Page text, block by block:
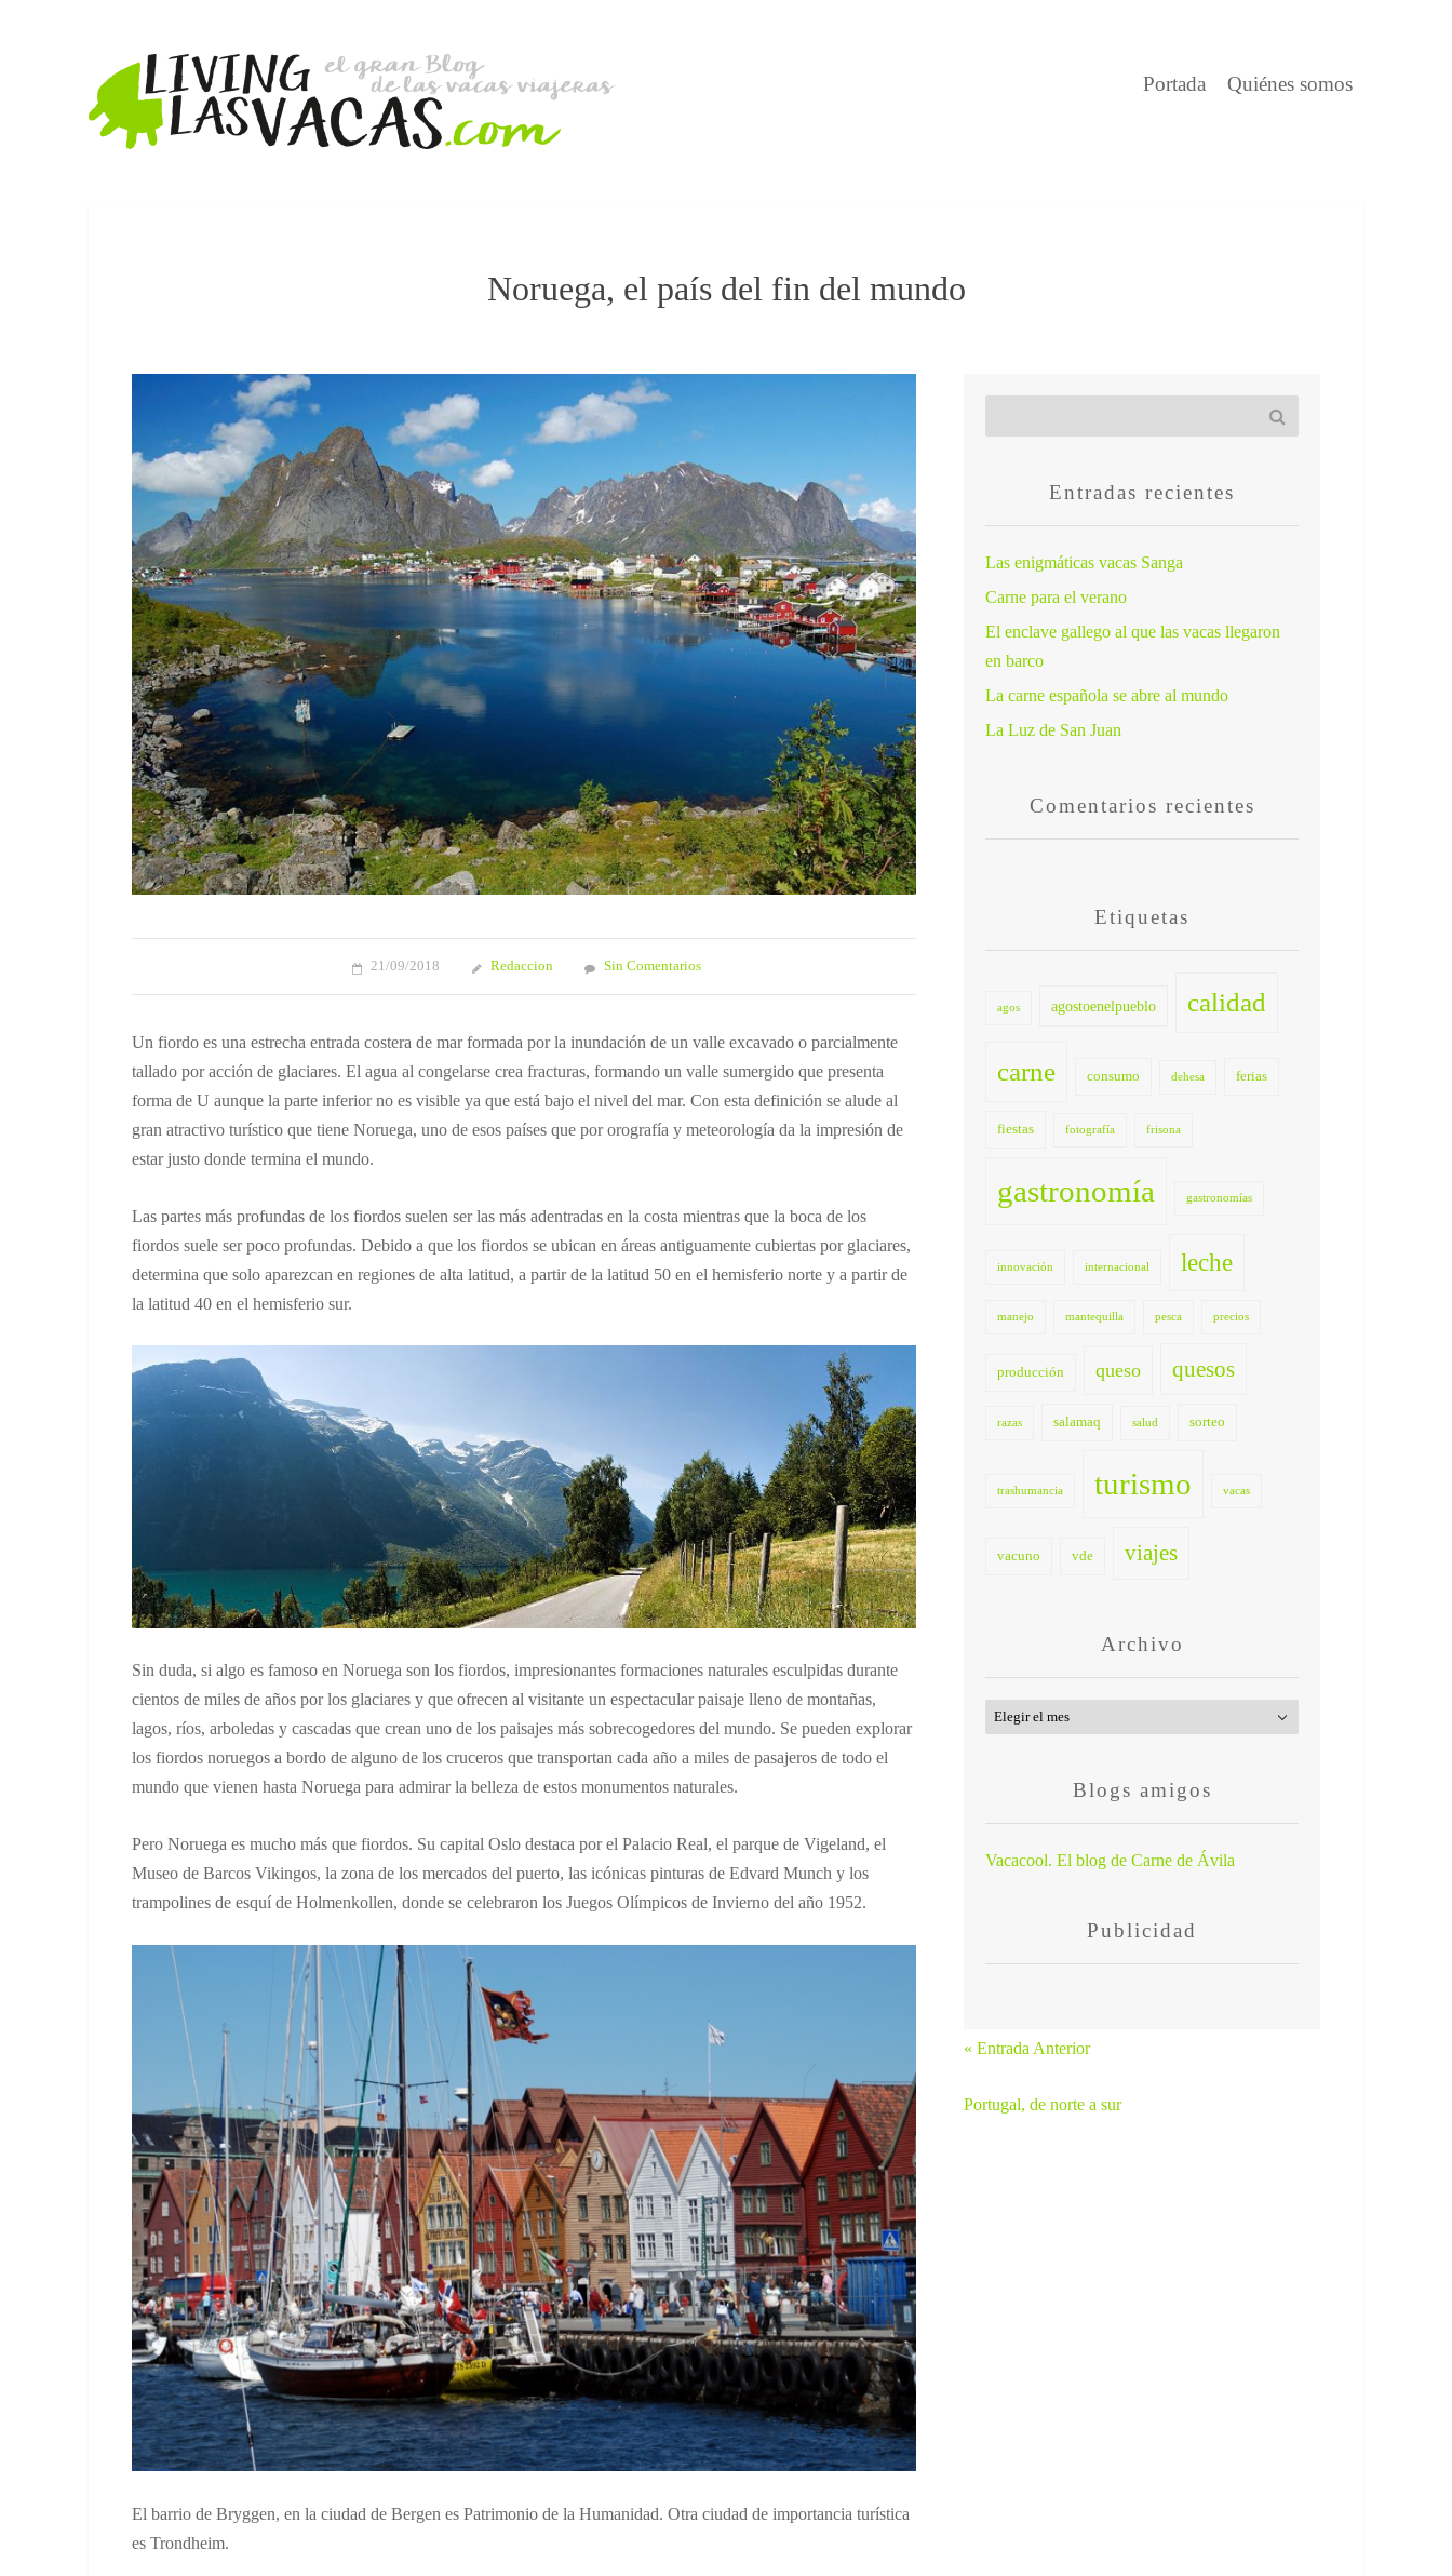
Portada Quiénes somos
Noruega, el país del fin del mundo
21/09/2018 Redaccion Sin Comentarios
Un fiordo es una estrecha entrada costera de mar formada por la inundación de un valle excavado o parcialmente
tallado por acción de glaciares. El agua al congelarse crea fracturas, formando un valle sumergido que presenta
forma de U aunque la parte inferior no es visible ya que está bajo el nivel del mar. Con esta definición se alude al
gran atractivo turístico que tiene Noruega, uno de esos países que por orografía y meteorología da la impresión de
estar justo donde termina el mundo.
Las partes más profundas de los fiordos suelen ser las más adentradas en la costa mientras que la boca de los
fiordos suele ser poco profundas. Debido a que los fiordos se ubican en áreas antiguamente cubiertas por glaciares,
determina que solo aparezcan en regiones de alta latitud, a partir de la latitud 50 en el hemisferio norte y a partir de
la latitud 40 en el hemisferio sur.
Sin duda, si algo es famoso en Noruega son los fiordos, impresionantes formaciones naturales esculpidas durante
cientos de miles de años por los glaciares y que ofrecen al visitante un espectacular paisaje lleno de montañas,
lagos, ríos, arboledas y cascadas que crean uno de los paisajes más sobrecogedores del mundo. Se pueden explorar
los fiordos noruegos a bordo de alguno de los cruceros que transportan cada año a miles de pasajeros de todo el
mundo que vienen hasta Noruega para admirar la belleza de estos monumentos naturales.
Pero Noruega es mucho más que fiordos. Su capital Oslo destaca por el Palacio Real, el parque de Vigeland, el
Museo de Barcos Vikingos, la zona de los mercados del puerto, las icónicas pinturas de Edvard Munch y los
trampolines de esquí de Holmenkollen, donde se celebraron los Juegos Olímpicos de Invierno del año 1952.
El barrio de Bryggen, en la ciudad de Bergen es Patrimonio de la Humanidad. Otra ciudad de importancia turística
es Trondheim.
Entradas recientes
Las enigmáticas vacas Sanga
Carne para el verano
El enclave gallego al que las vacas llegaron
en barco
La carne española se abre al mundo
La Luz de San Juan
Comentarios recientes
Etiquetas
agos agostoenelpueblo calidad
carne consumo dehesa ferias
fiestas fotografía frisona
gastronomía gastronomías
innovación internacional leche
manejo mantequilla pesca precios
producción queso quesos
razas salamaq salud sorteo
trashumancia turismo vacas
vacuno vde viajes
Archivo
Archivo
Blogs amigos
Vacacool. El blog de Carne de Ávila
Publicidad
« Entrada Anterior
Portugal, de norte a sur